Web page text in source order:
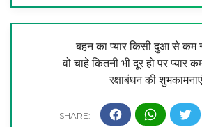
बहन का प्यार किसी दुआ से कम
वो चाहे कितनी भी दूर हो पर प्यार
रक्षाबंधन की शुभकामनाएं